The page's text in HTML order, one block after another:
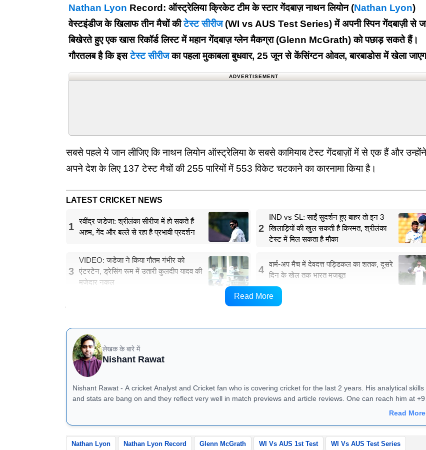
Nathan Lyon Record: ऑस्ट्रेलिया क्रिकेट टीम के स्टार गेंदबाज़ नाथन लियोन (Nathan Lyon)
वेस्टइंडीज के खिलाफ तीन मैचों कीटेस्ट सीरीज(WI vs AUS Test Series) में अपनी स्पिन गेंदबाज़ी से
बिखेरते हुए एक खास रिकॉर्ड लिस्ट में महान गेंदबाज़ ग्लेन मैकग्रा (Glenn McGrath) को पछाड़ सकते हैं।
गौरतलब है कि इसटेस्ट सीरीजका पहला मुकाबला बुधवार, 25 जून से केंसिंग्टन ओवल, बारबाडोस में खेला
ADVERTISEMENT
सबसे पहले ये जान लीजिए कि नाथन लियोन ऑस्ट्रेलिया के सबसे कामियाब टेस्ट गेंदबाज़ों में से एक हैं और उन्होंने
अपने देश के लिए 137 टेस्ट मैचों की 255 पारियों में 553 विकेट चटकाने का कारनामा किया है।
LATEST CRICKET NEWS
1
रवींद्र जडेजा: श्रीलंका सीरीज में हो सकते हैं
अहम, गेंद और बल्ले से रहा है प्रभावी प्रदर्शन
2
IND vs SL: साईं सुदर्शन हुए बाहर तो इन 3
खिलाड़ियों की खुल सकती है किस्मत, श्रीलंका
टेस्ट में मिल सकता है मौका
3
VIDEO: जडेजा ने किया गौतम गंभीर को
एंटरटेन, ड्रेसिंग रूम में उतारी कुलदीप यादव की
मजेदार नकल
4
वार्म-अप मैच में देवदत्त पड्डिकल का शतक, दूसरे
दिन के खेल तक भारत मजबूत
नाथन लियोन के पास ग्लेन मैकग्रा का रिकॉर्ड तोड़ने का मौका
Read More
लेखक के बारे में
Nishant Rawat
Nishant Rawat - A cricket Analyst and Cricket fan who is covering cricket for the last 2 years. His analytical skills
and stats are bang on and they reflect very well in match previews and article reviews. One can reach him at +91 -
Read
Nathan Lyon Nathan Lyon Record Glenn McGrath WI Vs AUS 1st Test WI Vs AUS Test Series